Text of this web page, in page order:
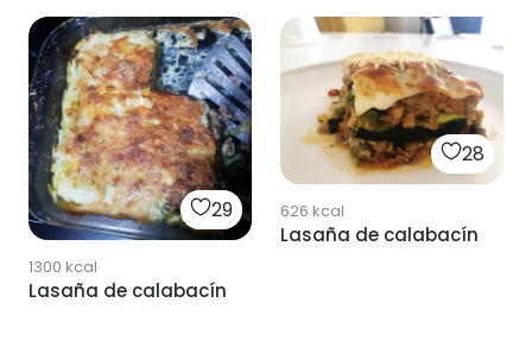
29
1300 kcal
Lasaña de calabacín
28
626 kcal
Lasaña de calabacín